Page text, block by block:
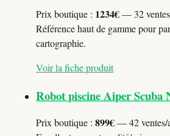
Prix boutique : 1234€— 32
Référence haut de gamme pour
cartographie.
Voir la fiche produit
Robot piscine Aiper Scuba
Prix boutique :899€— 42 ventes/